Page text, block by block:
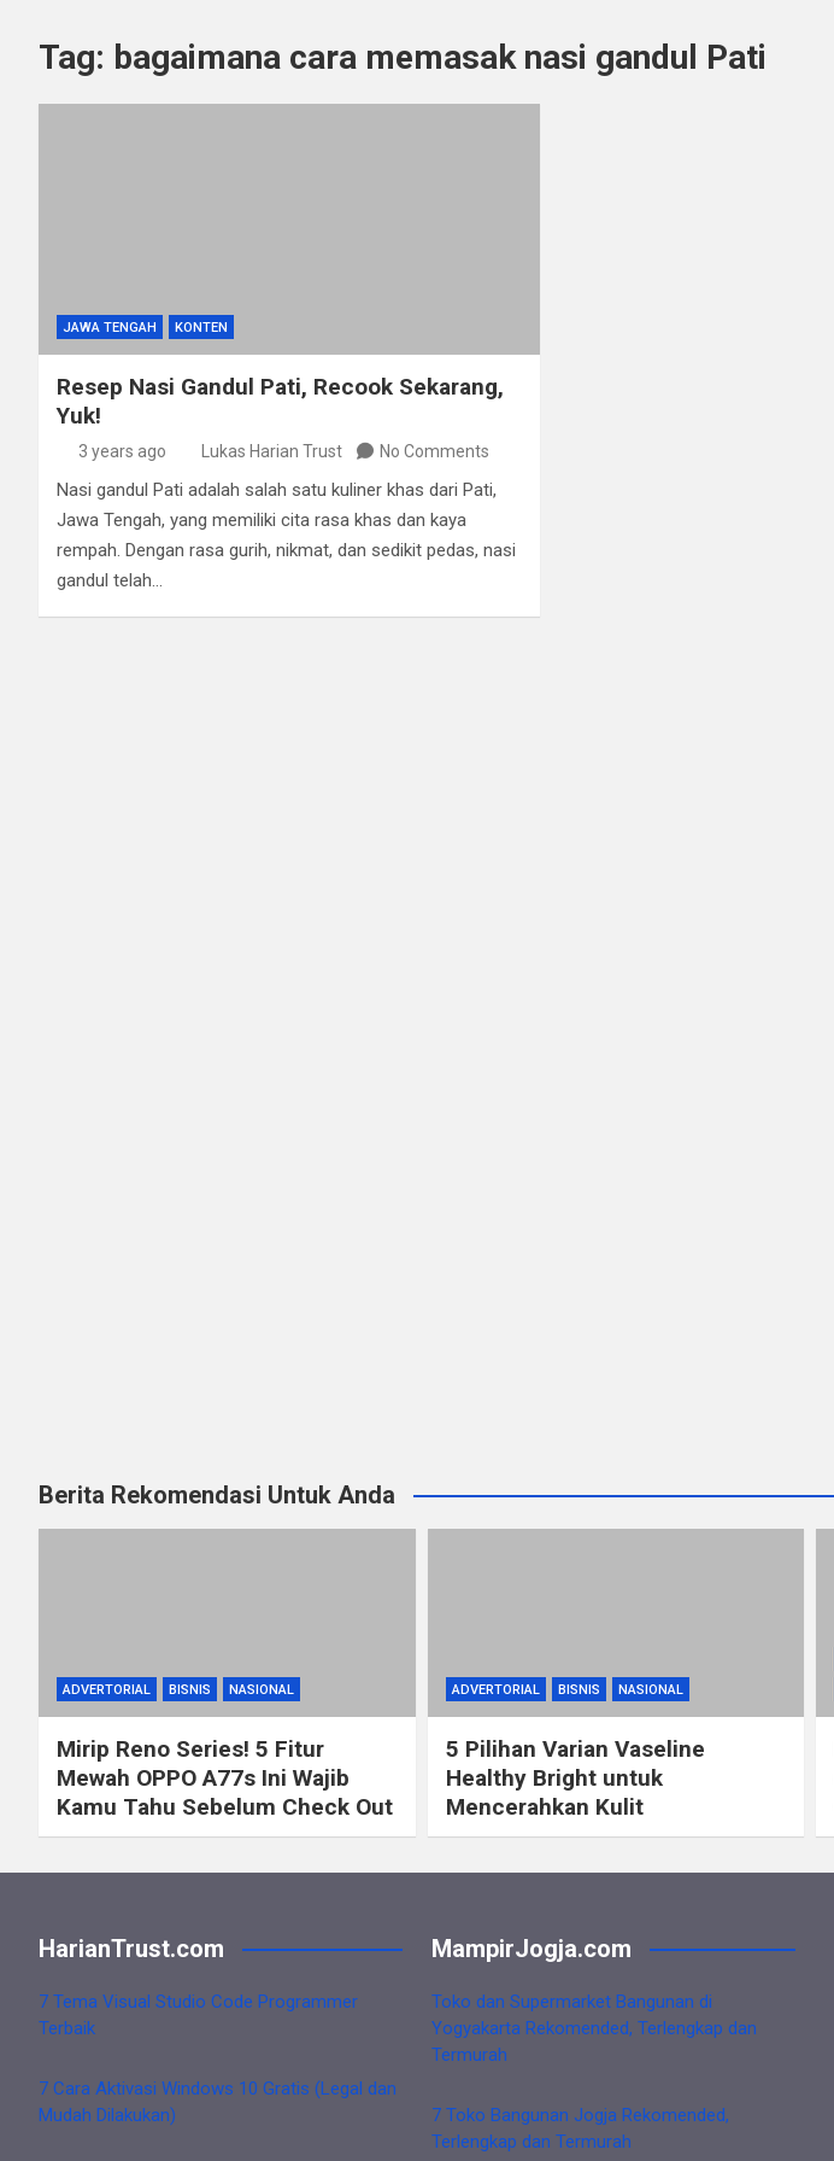
Tag: bagaimana cara memasak nasi gandul Pati
JAWA TENGAH KONTEN
Resep Nasi Gandul Pati, Recook Sekarang,
Yuk!
3 years ago Lukas Harian Trust No Comments
Nasi gandul Pati adalah salah satu kuliner khas dari Pati,
Jawa Tengah, yang memiliki cita rasa khas dan kaya
rempah. Dengan rasa gurih, nikmat, dan sedikit pedas, nasi
gandul telah…
Berita Rekomendasi Untuk Anda
ADVERTORIAL BISNIS NASIONAL
Mirip Reno Series! 5 Fitur
Mewah OPPO A77s Ini Wajib
Kamu Tahu Sebelum Check Out
ADVERTORIAL BISNIS NASIONAL
5 Pilihan Varian Vaseline
Healthy Bright untuk
Mencerahkan Kulit
HarianTrust.com
7 Tema Visual Studio Code Programmer
Terbaik
7 Cara Aktivasi Windows 10 Gratis (Legal dan
Mudah Dilakukan)
MampirJogja.com
Toko dan Supermarket Bangunan di
Yogyakarta Rekomended, Terlengkap dan
Termurah
7 Toko Bangunan Jogja Rekomended,
Terlengkap dan Termurah